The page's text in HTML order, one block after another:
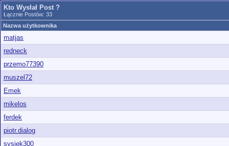
Kto Wysłał Post ?
Łącznie Postów: 33
Nazwa użytkownika
matjas
redneck
przemo77390
muszel72
Emek
mikelos
ferdek
piotr.dialog
sysiek300